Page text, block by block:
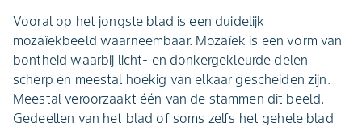
Vooral op het jongste blad is een duidelijk
mozaïekbeeld waarneembaar. Mozaïek is een vorm van
bontheid waarbij licht- en donkergekleurde delen
scherp en meestal hoekig van elkaar gescheiden zijn.
Meestal veroorzaakt één van de stammen dit beeld.
Gedeelten van het blad of soms zelfs het gehele blad